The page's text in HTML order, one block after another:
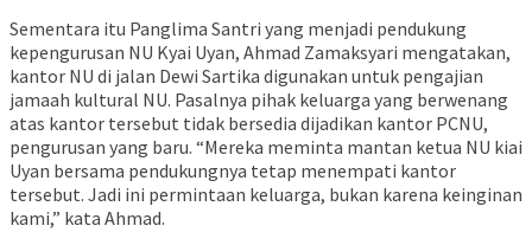
Sementara itu Panglima Santri yang menjadi pendukung
kepengurusan NU Kyai Uyan, Ahmad Zamaksyari mengatakan,
kantor NU di jalan Dewi Sartika digunakan untuk pengajian
jamaah kultural NU. Pasalnya pihak keluarga yang berwenang
atas kantor tersebut tidak bersedia dijadikan kantor PCNU,
pengurusan yang baru. “Mereka meminta mantan ketua NU kiai
Uyan bersama pendukungnya tetap menempati kantor
tersebut. Jadi ini permintaan keluarga, bukan karena keinginan
kami,” kata Ahmad.